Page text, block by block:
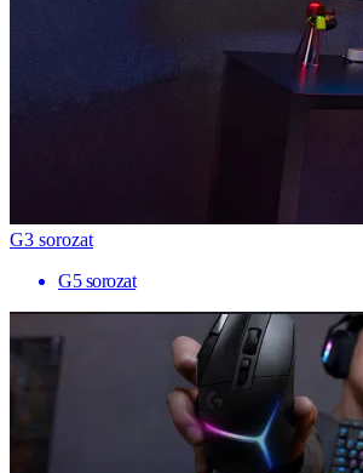
G3 sorozat
G5 sorozat